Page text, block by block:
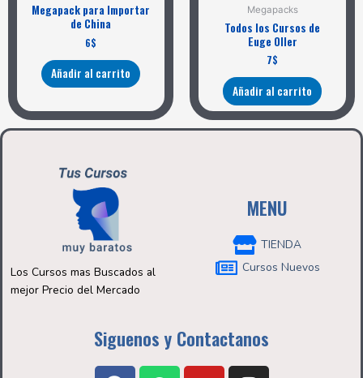
Megapack para Importar
de China
6$
Añadir al carrito
Megapacks
Todos los Cursos de
Euge Oller
7$
Añadir al carrito
Los Cursos mas Buscados al
mejor Precio del Mercado
MENU
TIENDA
Cursos Nuevos
Siguenos y Contactanos